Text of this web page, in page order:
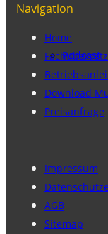
Podcast
Navigation
Home
Download
Preisanfrage
Impressum
AGB
Sitemap